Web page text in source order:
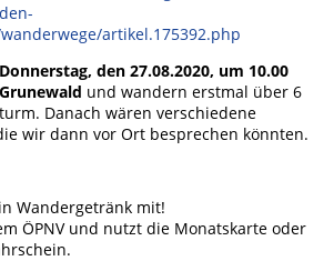
artikel.175392.php
Donnerstag, den 27.08.2020, um 10.00
und wandern erstmal über 6
Danach wären verschiedene
wir dann vor Ort besprechen könnten.
Wandergetränk mit!
ÖPNV und nutzt die Monatskarte oder